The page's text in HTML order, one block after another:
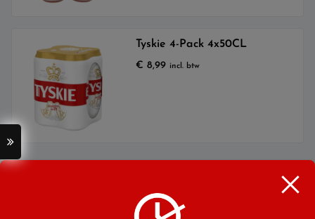
Tyskie 4-Pack 4x50CL
€ 8,99 incl. btw